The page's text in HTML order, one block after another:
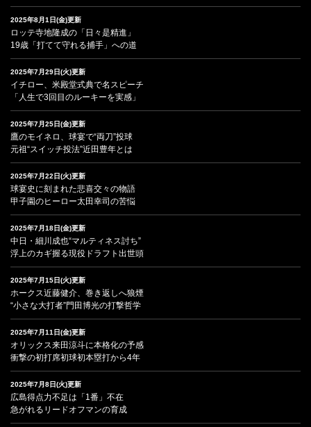
2025年8月1日(金)更新
ロッテ寺地隆成の「日々是精進」
19歳「打てて守れる捕手」への道
2025年7月29日(火)更新
イチロー、米殿堂式典で名スピーチ
「人生で3回目のルーキーを実感」
2025年7月25日(金)更新
鷹のモイネロ、球宴で“両刀”投球
元祖“スイッチ投法”近田豊年とは
2025年7月22日(火)更新
球宴史に刻まれた悲喜交々の物語
甲子園のヒーロー太田幸司の苦悩
2025年7月18日(金)更新
中日・細川成也“マルティネス討ち”
浮上のカギ握る現役ドラフト出世頭
2025年7月15日(火)更新
ホークス近藤健介、巻き返しへ狼煙
“小さな大打者”門田博光の打撃哲学
2025年7月11日(金)更新
オリックス来田涼斗に本格化の予感
衝撃の初打席初球初本塁打から4年
2025年7月8日(火)更新
広島得点力不足は「1番」不在
急がれるリードオフマンの育成